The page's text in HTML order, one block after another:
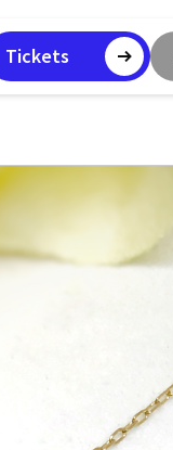
Tickets